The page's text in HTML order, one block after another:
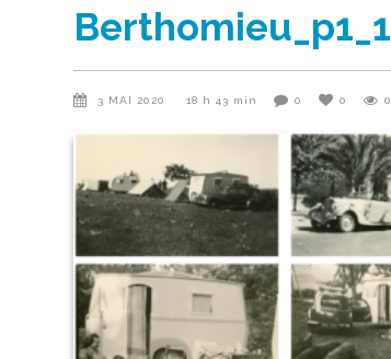
Berthomieu_p1_1
3 MAI 2020 18 h 43 min 0 0 0